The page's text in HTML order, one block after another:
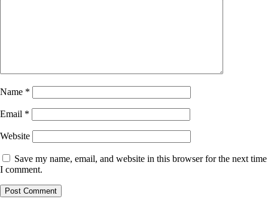
Name *
Email *
Website
Save my name, email, and website in this browser for the next time
I comment.